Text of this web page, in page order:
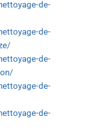
de-
de-
de-
de-
de-